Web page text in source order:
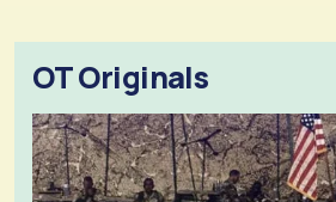
OT Originals